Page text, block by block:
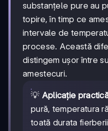
substanțele pure au
topire, în timp ce
intervale de
procese. Această
distingem ușor între
amestecuri.
💡 Aplicație
pură, temperatura
toată durata